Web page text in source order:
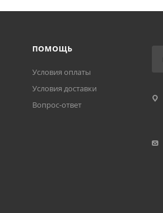
ПОМОЩЬ
Условия оплаты
Условия доставки
Вопрос-ответ